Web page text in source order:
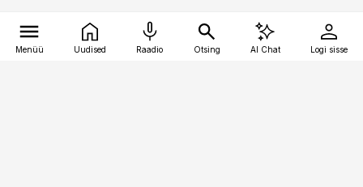
Menüü Uudised Raadio Otsing AI Chat Logi sisse